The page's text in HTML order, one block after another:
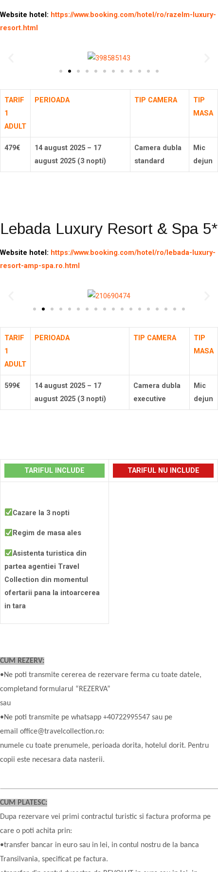
Website hotel: https://www.booking.com/hotel/ro/razelm-luxury-
resort.html
TARIF
1
ADULT
PERIOADA TIP CAMERA
TIP
MASA
479€
14 august 2025 – 17
august 2025 (3 nopti)
Camera dubla
standard
Mic
dejun
Lebada Luxury Resort & Spa 5*
Website hotel: https://www.booking.com/hotel/ro/lebada-luxury-
resort-amp-spa.ro.html
TARIF
1
ADULT
PERIOADA TIP CAMERA
TIP
MASA
599€
14 august 2025 – 17
august 2025 (3 nopti)
Camera dubla
executive
Mic
dejun
TARIFUL INCLUDE TARIFUL NU INCLUDE
Cazare la 3 nopti
Regim de masa ales
Asistenta turistica din
partea agentiei Travel
Collection din momentul
ofertarii pana la intoarcerea
in tara
CUM REZERV:
•Ne poti transmite cererea de rezervare ferma cu toate datele,
completand formularul “REZERVA”
sau
•Ne poti transmite pe whatsapp +40722995547 sau pe
email office@travelcollection.ro:
numele cu toate prenumele, perioada dorita, hotelul dorit. Pentru
copii este necesara data nasterii.
CUM PLATESC:
Dupa rezervare vei primi contractul turistic si factura proforma pe
care o poti achita prin:
•transfer bancar in euro sau in lei, in contul nostru de la banca
Transilvania, specificat pe factura.